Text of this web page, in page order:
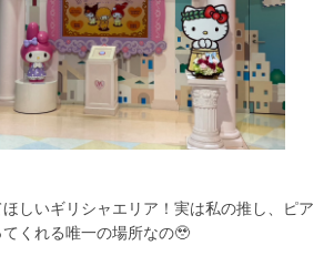
しいギリシャエリア！実は私の推し、ピア
くれる唯一の場所なの🥹